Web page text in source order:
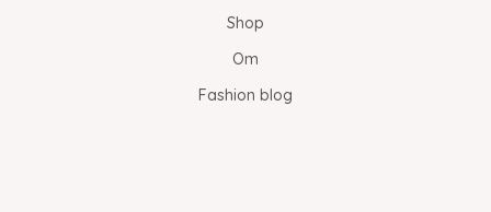
Shop
Om
Fashion blog